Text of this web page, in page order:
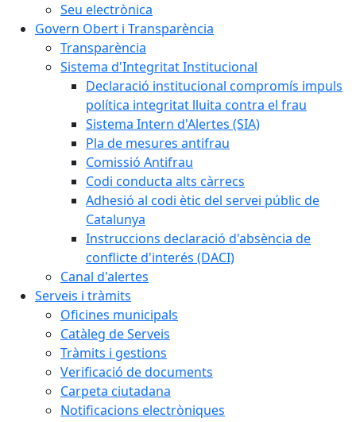
Seu electrònica
Govern Obert i Transparència
Transparència
Sistema d'Integritat Institucional
Declaració institucional compromís impuls
política integritat lluita contra el frau
Sistema Intern d'Alertes (SIA)
Pla de mesures antifrau
Comissió Antifrau
Codi conducta alts càrrecs
Adhesió al codi ètic del servei públic de
Catalunya
Instruccions declaració d'absència de
conflicte d'interés (DACI)
Canal d'alertes
Serveis i tràmits
Oficines municipals
Catàleg de Serveis
Tràmits i gestions
Verificació de documents
Carpeta ciutadana
Notificacions electròniques